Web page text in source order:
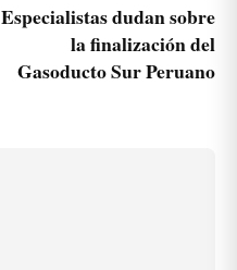
Especialistas dudan sobre
la finalización del
Gasoducto Sur Peruano